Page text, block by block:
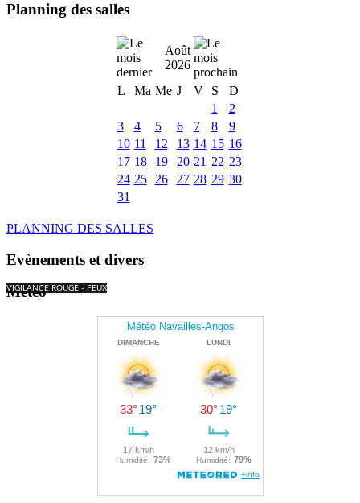
Planning des salles
Août
2026
L
Ma Me J V S
D
1
2
3
4 5 6 7 8
9
10 11 12 13 14 15 16
17 18 19 20 21 22 23
24 25 26 27 28 29 30
31
PLANNING DES SALLES
Evènements et divers
VIGILANCE ROUGE - FEUX
Météo